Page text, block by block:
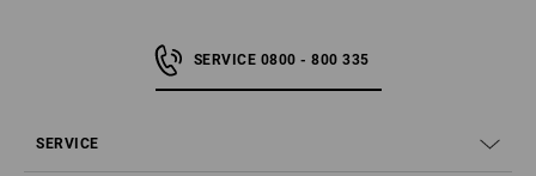
SERVICE 0800 - 800 335
SERVICE